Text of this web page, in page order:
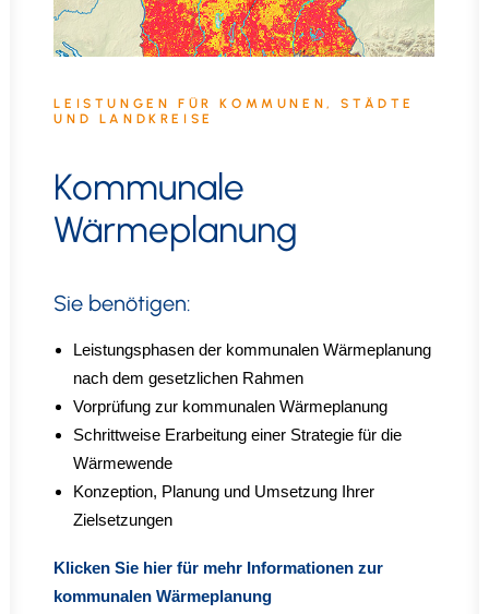
LEISTUNGEN FÜR KOMMUNEN, STÄDTE
UND LANDKREISE
Kommunale
Wärmeplanung
Sie benötigen:
Leistungsphasen der kommunalen Wärmeplanung
nach dem gesetzlichen Rahmen
Vorprüfung zur kommunalen Wärmeplanung
Schrittweise Erarbeitung einer Strategie für die
Wärmewende
Konzeption, Planung und Umsetzung Ihrer
Zielsetzungen
Klicken Sie hier für mehr Informationen zur
kommunalen Wärmeplanung